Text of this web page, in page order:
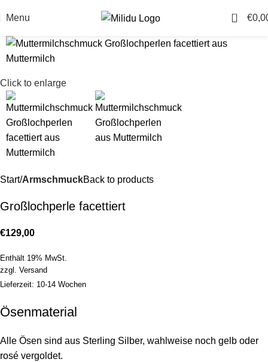
Menu 0 €
Click to enlarge
Start ArmschmuckBack to products
Großlochperle facettiert
€129,00
Enthält 19% MwSt.
zzgl. Versand
Lieferzeit: 10-14 Wochen
Ösenmaterial
Alle Ösen sind aus Sterling Silber, wahlweise noch gelb oder
rosé vergoldet.